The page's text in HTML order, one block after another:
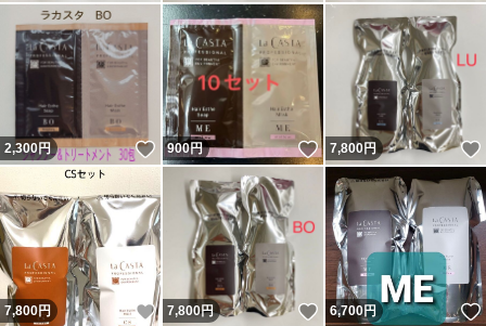
2,300円 いいね！
900円 いいね！
7,800円
7,800円 いいね！
7,800円 いいね！
6,700円